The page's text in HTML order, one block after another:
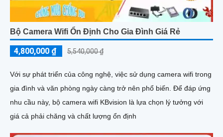
Bộ Camera Wifi Ổn Định Cho Gia Đình Giá Rẻ
4,800,000 ₫ 5,540,000 ₫
Với sự phát triển của công nghệ, việc sử dụng camera wifi trong
gia đình và văn phòng ngày càng trở nên phổ biến. Để đáp ứng
nhu cầu này, bộ camera wifi KBvision là lựa chọn lý tưởng với
giá cả phải chăng và chất lượng ổn định